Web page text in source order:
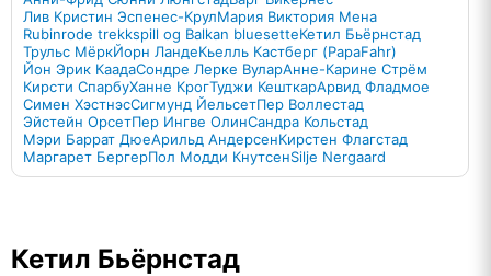
Лив Кристин Эспенес-КрулМария Виктория Мена
Rubinrode trekkspill og Balkan bluesetteКетил Бьёрнстад
Трульс МёркЙорн ЛандеКьелль Кастберг (PapaFahr)
Йон Эрик КаадаСондре Лерке ВуларАнне-Карине Стрём
Кирсти СпарбуХанне КрогТуджи КешткарАрвид Фладмое
Симен ХэстнэсСигмунд ЙельсетПер Воллестад
Эйстейн ОрсетПер Ингве ОлинСандра Кольстад
Мэри Баррат ДюеАрильд АндерсенКирстен Флагстад
Маргарет БергерПол Модди КнутсенSilje Nergaard
Кетил Бьёрнстад